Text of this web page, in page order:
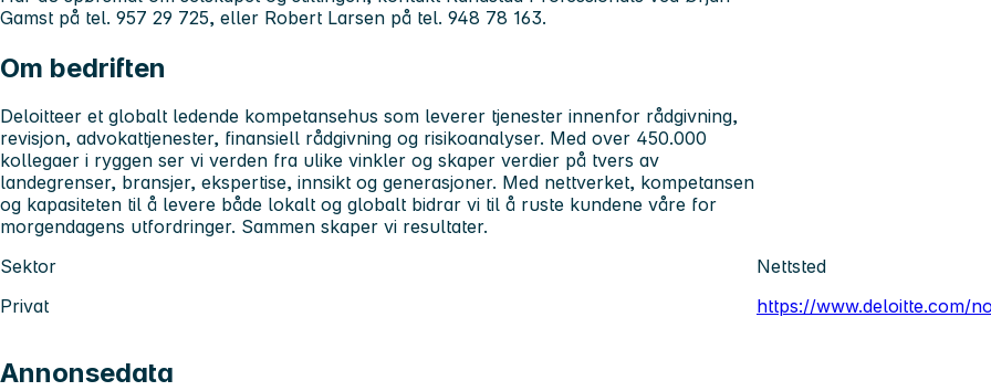
Gamst på tel. 957 29 725, eller Robert Larsen på tel. 948 78 163.
Om bedriften
Deloitteer et globalt ledende kompetansehus som leverer tjenester innenfor rådgivning,
revisjon, advokattjenester, finansiell rådgivning og risikoanalyser. Med over 450.000
kollegaer i ryggen ser vi verden fra ulike vinkler og skaper verdier på tvers av
landegrenser, bransjer, ekspertise, innsikt og generasjoner. Med nettverket, kompetansen
og kapasiteten til å levere både lokalt og globalt bidrar vi til å ruste kundene våre for
morgendagens utfordringer. Sammen skaper vi resultater.
Sektor
Privat
Nettsted
https://www.deloitte.com/
Annonsedata